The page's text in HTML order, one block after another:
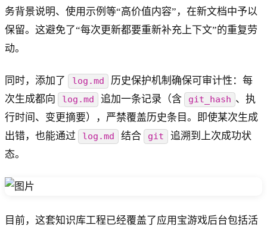
务背景说明、使用示例等“高价值内容”，在新文档中予以
保留。这避免了“每次更新都要重新补充上下文”的重复劳
动。
同时，添加了 log.md
历史保护机制确保可审计性：每
次生成都向
log.md 追加一条记录（含 git_hash 、执
行时间、变更摘要），严禁覆盖历史条目。即使某次生成
出错，也能通过
log.md 结合 git
追溯到上次成功状
态。
目前，这套知识库工程已经覆盖了应用宝游戏后台包括活